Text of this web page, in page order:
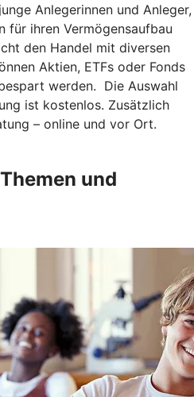
Anlegerinnen und Anleger,
für ihren Vermögensaufbau
den Handel mit diversen
Aktien, ETFs oder Fonds
werden. Die Auswahl
ist kostenlos. Zusätzlich
– online und vor Ort.
und